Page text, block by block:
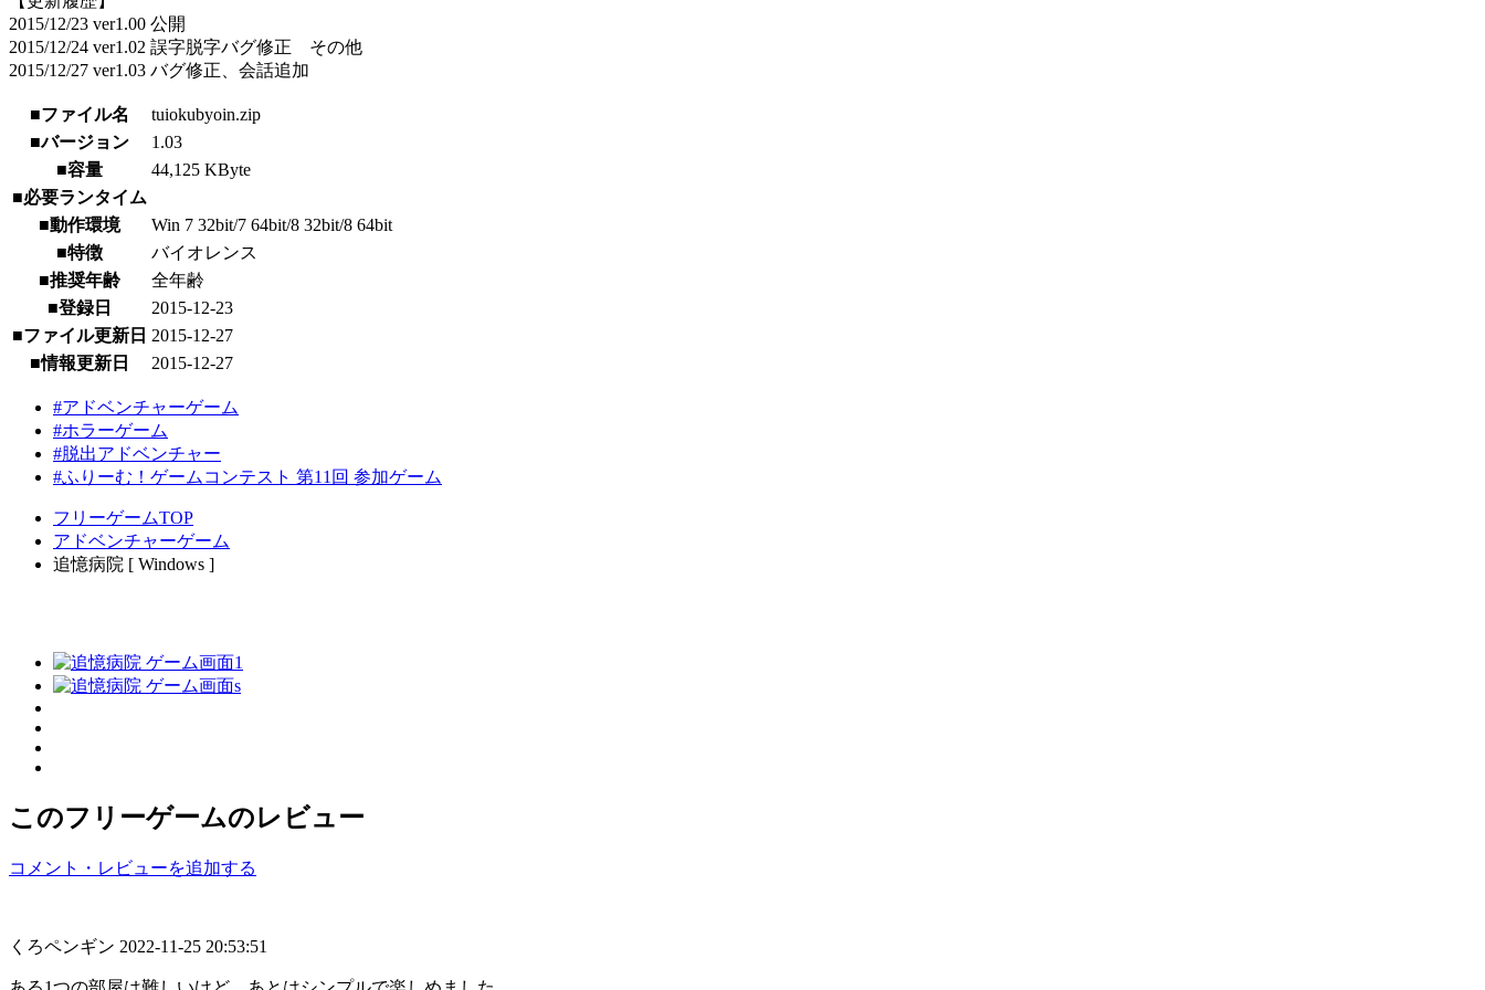
2015/12/23 ver1.00 公開
2015/12/24 ver1.02 誤字脱字バグ修正 その他
2015/12/27 ver1.03 バグ修正、会話追加
■ファイル名
tuiokubyoin.zip
■バージョン
1.03
■容量
44,125 KByte
■必要ランタイム
■動作環境
Win 7 32bit/7 64bit/8 32bit/8 64bit
■特徴
バイオレンス
■推奨年齢
全年齢
■登録日
2015-12-23
■ファイル更新日 2015-12-27
■情報更新日
2015-12-27
#アドベンチャーゲーム
#ホラーゲーム
#脱出アドベンチャー
#ふりーむ！ゲームコンテスト 第11回 参加ゲーム
フリーゲームTOP
アドベンチャーゲーム
追憶病院 [ Windows ]
このフリーゲームのレビュー
コメント・レビューを追加する
くろペンギン 2022-11-25 20:53:51